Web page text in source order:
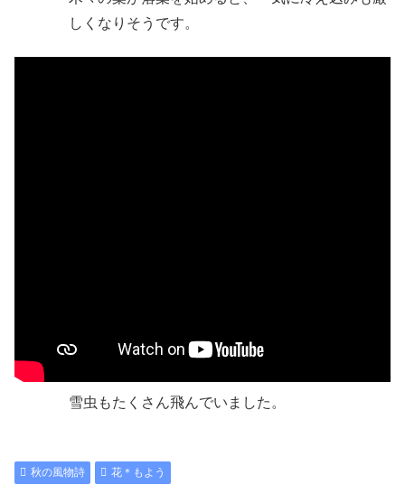
しくなりそうです。
雪虫もたくさん飛んでいました。
秋の風物詩 花＊もよう